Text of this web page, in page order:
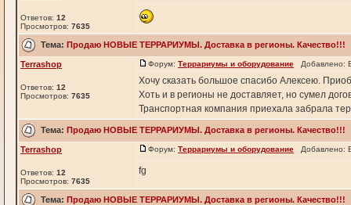
Ответов: 12
Просмотров: 7635
Тема: Продаю НОВЫЕ ТЕРРАРИУМЫ. Доставка в регионы. Качество!!!
Terrashop
Ответов: 12
Просмотров: 7635
Форум: Террариумы и оборудование Добавлено:
Хочу сказать большое спасибо Алексею.
Хоть и в регионы не доставляет, но сумел
Транспортная компания приехала забрала
Тема: Продаю НОВЫЕ ТЕРРАРИУМЫ. Доставка в регионы. Качество!!!
Terrashop
Ответов: 12
Просмотров: 7635
Форум: Террариумы и оборудование Добавлено:
fg
Тема: Продаю НОВЫЕ ТЕРРАРИУМЫ. Доставка в регионы. Качество!!!